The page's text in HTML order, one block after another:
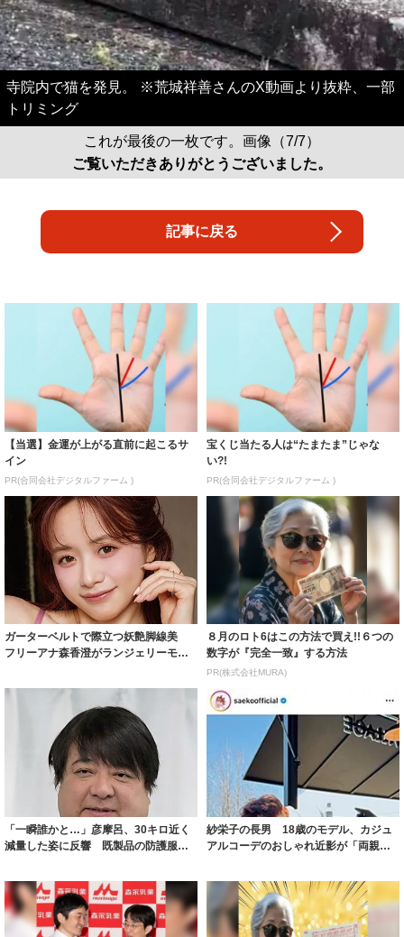
寺院内で猫を発見。 ※荒城祥善さんのX動画より抜粋、一部
トリミング
これが最後の一枚です。画像（7/7）
ご覧いただきありがとうございました。
記事に戻る
【当選】金運が上がる直前に起こるサ
イン
PR(合同会社デジタルファーム )
宝くじ当たる人は“たまたま”じゃな
い?!
PR(合同会社デジタルファーム )
ガーターベルトで際立つ妖艶脚線美
フリーアナ森香澄がランジェリーモデ
８月のロト6はこの方法で買え!!６つの
数字が『完全一致』する方法
PR(株式会社MURA)
「一瞬誰かと…」彦摩呂、30キロ近く
減量した姿に反響 既製品の防護服が
紗栄子の長男 18歳のモデル、カジュ
アルコーデのおしゃれ近影が「両親の